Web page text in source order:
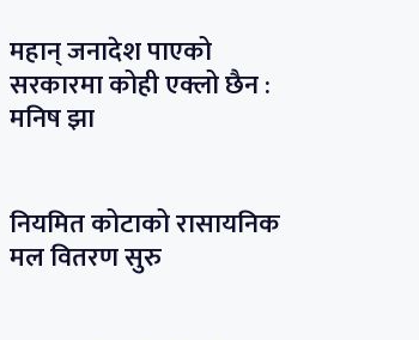
महान् जनादेश पाएको
सरकारमा कोही एक्लो छैन :
मनिष झा
नियमित कोटाको रासायनिक
मल वितरण सुरु